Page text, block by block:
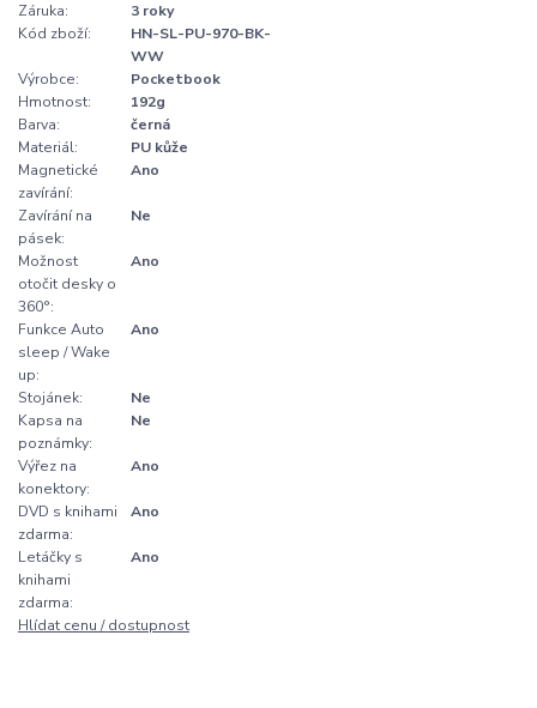
Záruka:
3 roky
Kód zboží:
HN-SL-PU-970-BK-
WW
Výrobce:
Pocketbook
Hmotnost:
192g
Barva:
černá
Materiál:
PU kůže
Magnetické
zavírání:
Ano
Zavírání na
pásek:
Ne
Možnost
otočit desky o
360°:
Ano
Funkce Auto
sleep / Wake
up:
Ano
Stojánek:
Ne
Kapsa na
poznámky:
Ne
Výřez na
konektory:
Ano
DVD s knihami
zdarma:
Ano
Letáčky s
knihami
zdarma:
Ano
Hlídat cenu / dostupnost